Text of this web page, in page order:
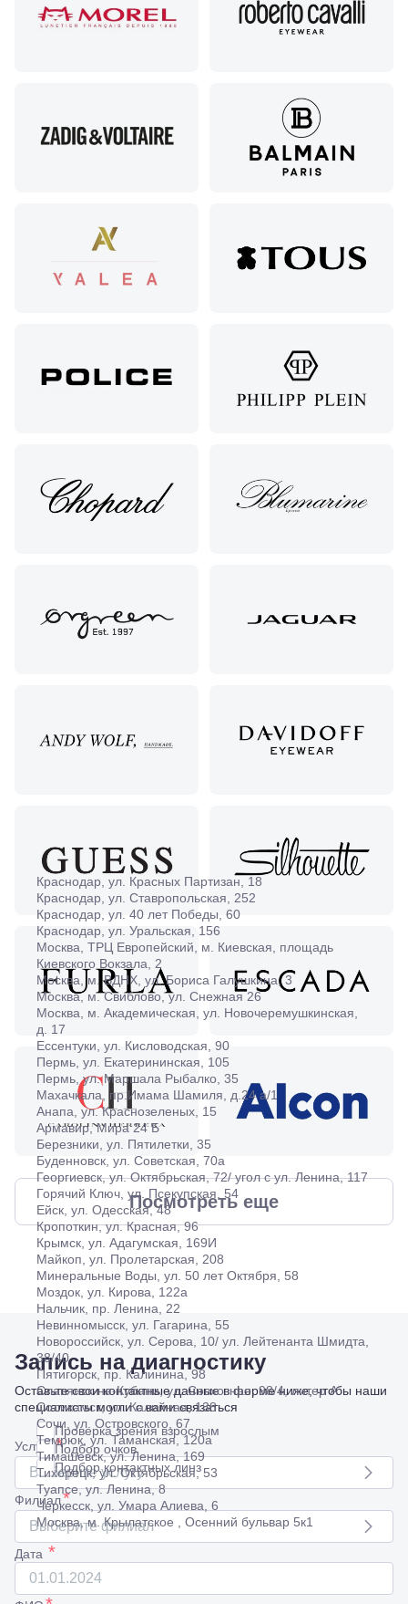
Посмотреть еще
Запись на диагностику
Оставьте свои контактные данные в форме ниже, чтобы наши
специалисты могли с вами связаться
Услуга*
Выберите услугу
Проверка зрения взрослым
Подбор очков
Подбор контактных линз
Филиал*
Выберите филиал
Краснодар, ул. Красных Партизан, 18
Краснодар, ул. Ставропольская, 252
Краснодар, ул. 40 лет Победы, 60
Краснодар, ул. Уральская, 156
Москва, ТРЦ Европейский, м. Киевская, площадь
Киевского Вокзала, 2
Москва, м. ВДНХ, ул. Бориса Галушкина, 3
Москва, м. Свиблово, ул. Снежная 26
Москва, м. Академическая, ул. Новочеремушкинская,
д. 17
Ессентуки, ул. Кисловодская, 90
Пермь, ул. Екатерининская, 105
Пермь, ул. Маршала Рыбалко, 35
Махачкала, пр.Имама Шамиля, д.24 а/1
Анапа, ул. Краснозеленых, 15
Армавир, Мира 24 Б
Березники, ул. Пятилетки, 35
Буденновск, ул. Советская, 70а
Георгиевск, ул. Октябрьская, 72/ угол с ул. Ленина, 117
Горячий Ключ, ул. Псекупская, 54
Ейск, ул. Одесская, 48
Кропоткин, ул. Красная, 96
Крымск, ул. Адагумская, 169И
Майкоп, ул. Пролетарская, 208
Минеральные Воды, ул. 50 лет Октября, 58
Моздок, ул. Кирова, 122а
Нальчик, пр. Ленина, 22
Невинномысск, ул. Гагарина, 55
Новороссийск, ул. Серова, 10/ ул. Лейтенанта Шмидта,
38/40
Пятигорск, пр. Калинина, 98
Славянск-на-Кубани, ул. Совхозная, 98/4, литер А
Соликамск, ул. Калийная, 138
Сочи, ул. Островского, 67
Темрюк, ул. Таманская, 120а
Тимашевск, ул. Ленина, 169
Тихорецк, ул. Октябрьская, 53
Туапсе, ул. Ленина, 8
Черкесск, ул. Умара Алиева, 6
Москва, м. Крылатское , Осенний бульвар 5к1
Дата *
Проверка
зрения
взрослым
Подбор
очков
Подбор
контактных
линз
169И
58
Моздок,
Невинномысск,
Лейтенанта
98
Славянск-
на-Кубани,
ул.
Калийная,
Таманская,
Октябрьская,
53
Туапсе,
ул.
Ленина,
8
Черкесск,
ул.
Умара
Алиева,
6
Москва, м.
Крылатское
, Осенний
бульвар
5к1